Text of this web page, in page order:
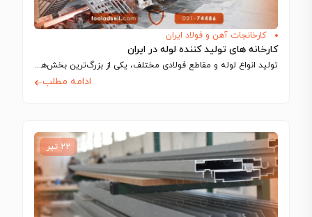
کارخانجات آهن و فولاد ایران
کارخانه های تولید کننده لوله در ایران
تولید انواع لوله و مقاطع فولادی مختلف، یکی از بزرگ‌ترین بخش‌های تولیدی را در…
ادامه مطلب
۲۲ تیر